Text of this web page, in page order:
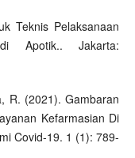
Teknis Pelaksanaan
Apotik.. Jakarta:
R. (2021). Gambaran
Kefarmasian Di
Covid-19. 1 (1): 789-